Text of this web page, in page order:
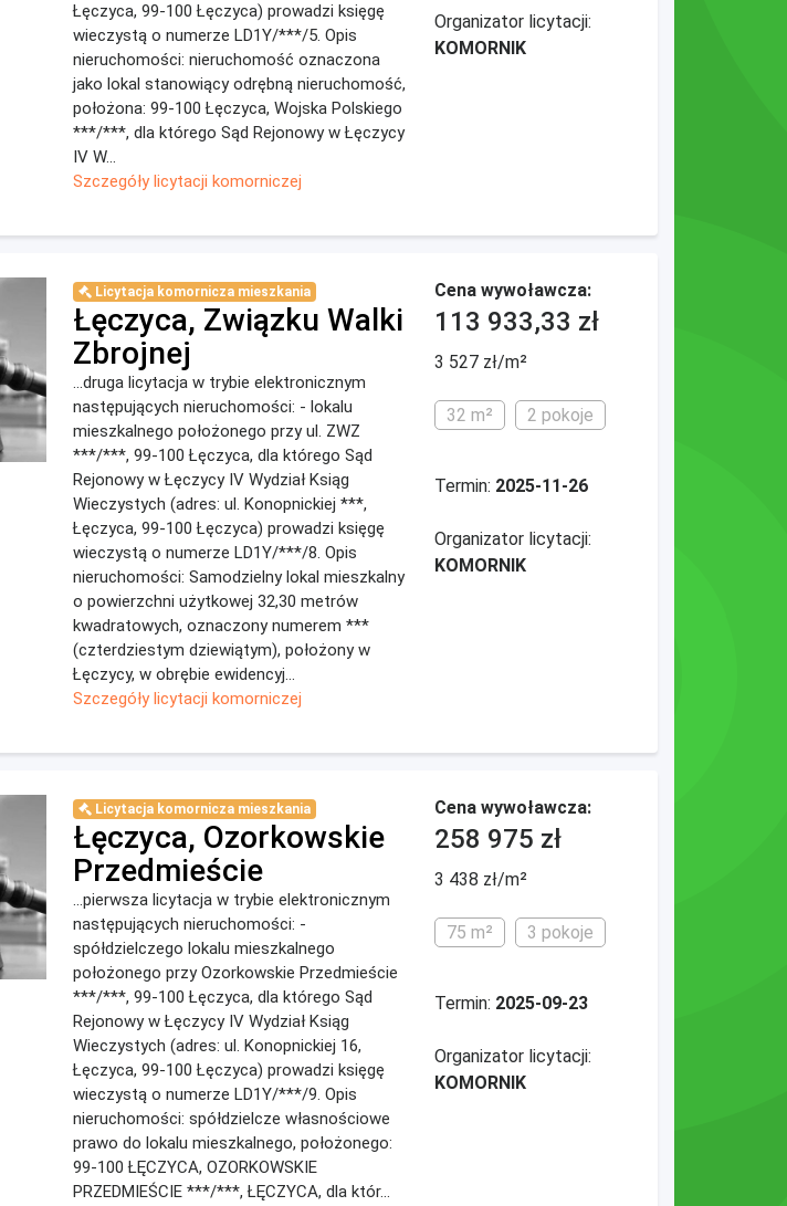
Łęczyca, 99-100 Łęczyca) prowadzi księgę
wieczystą o numerze LD1Y/***/5. Opis
nieruchomości: nieruchomość oznaczona
jako lokal stanowiący odrębną nieruchomość,
położona: 99-100 Łęczyca, Wojska Polskiego
***/***, dla którego Sąd Rejonowy w Łęczycy
IV W...
Szczegóły licytacji komorniczej
Organizator licytacji:
KOMORNIK
Licytacja komornicza mieszkania
Łęczyca, Związku Walki
Zbrojnej
...druga licytacja w trybie elektronicznym
następujących nieruchomości: - lokalu
mieszkalnego położonego przy ul. ZWZ
***/***, 99-100 Łęczyca, dla którego Sąd
Rejonowy w Łęczycy IV Wydział Ksiąg
Wieczystych (adres: ul. Konopnickiej ***,
Łęczyca, 99-100 Łęczyca) prowadzi księgę
wieczystą o numerze LD1Y/***/8. Opis
nieruchomości: Samodzielny lokal mieszkalny
o powierzchni użytkowej 32,30 metrów
kwadratowych, oznaczony numerem ***
(czterdziestym dziewiątym), położony w
Łęczycy, w obrębie ewidencyj...
Szczegóły licytacji komorniczej
Cena wywoławcza:
113 933,33 zł
3 527 zł/m²
32 m² 2 pokoje
Termin: 2025-11-26
Organizator licytacji:
KOMORNIK
Licytacja komornicza mieszkania
Łęczyca, Ozorkowskie
Przedmieście
...pierwsza licytacja w trybie elektronicznym
następujących nieruchomości: -
spółdzielczego lokalu mieszkalnego
położonego przy Ozorkowskie Przedmieście
***/***, 99-100 Łęczyca, dla którego Sąd
Rejonowy w Łęczycy IV Wydział Ksiąg
Wieczystych (adres: ul. Konopnickiej 16,
Łęczyca, 99-100 Łęczyca) prowadzi księgę
wieczystą o numerze LD1Y/***/9. Opis
nieruchomości: spółdzielcze własnościowe
prawo do lokalu mieszkalnego, położonego:
99-100 ŁĘCZYCA, OZORKOWSKIE
PRZEDMIEŚCIE ***/***, ŁĘCZYCA, dla któr...
Cena wywoławcza:
258 975 zł
3 438 zł/m²
75 m² 3 pokoje
Termin: 2025-09-23
Organizator licytacji:
KOMORNIK